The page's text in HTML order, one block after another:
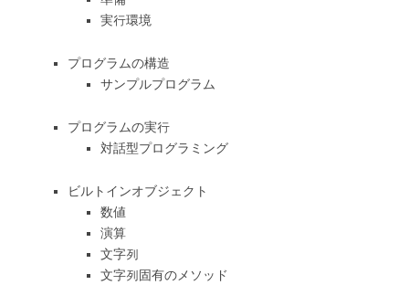
実行環境
プログラムの構造
サンプルプログラム
プログラムの実行
対話型プログラミング
ビルトインオブジェクト
数値
演算
文字列
文字列固有のメソッド